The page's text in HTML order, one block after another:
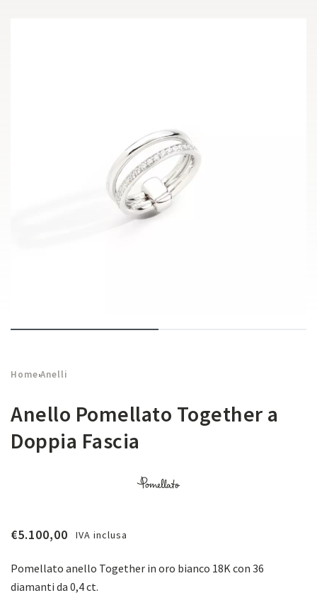
Home›Anelli
Anello Pomellato Together a
Doppia Fascia
€5.100,00 IVA inclusa
Pomellato anello Together in oro bianco 18K con 36
diamanti da 0,4 ct.